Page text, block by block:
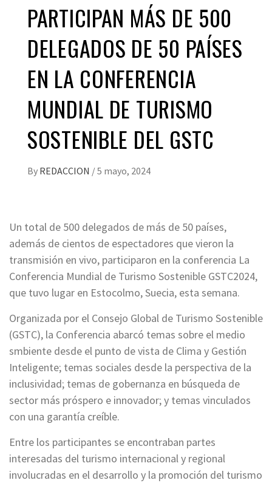
PARTICIPAN MÁS DE 500
DELEGADOS DE 50 PAÍSES
EN LA CONFERENCIA
MUNDIAL DE TURISMO
SOSTENIBLE DEL GSTC
By REDACCION /5 mayo, 2024
Un total de 500 delegados de más de 50 países,
además de cientos de espectadores que vieron la
transmisión en vivo, participaron en la conferencia La
Conferencia Mundial de Turismo Sostenible GSTC2024,
que tuvo lugar en Estocolmo, Suecia, esta semana.
Organizada por el Consejo Global de Turismo Sostenible
(GSTC), la Conferencia abarcó temas sobre el medio
smbiente desde el punto de vista de Clima y Gestión
Inteligente; temas sociales desde la perspectiva de la
inclusividad; temas de gobernanza en búsqueda de
sector más próspero e innovador; y temas vinculados
con una garantía creíble.
Entre los participantes se encontraban partes
interesadas del turismo internacional y regional
involucradas en el desarrollo y la promoción del turismo